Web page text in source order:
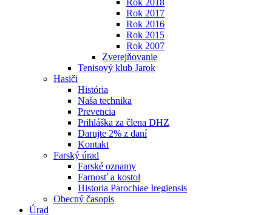
Rok 2018
Rok 2017
Rok 2016
Rok 2015
Rok 2007
Zverejňovanie
Tenisový klub Jarok
Hasiči
História
Naša technika
Prevencia
Prihláška za člena DHZ
Darujte 2% z daní
Kontakt
Farský úrad
Farské oznamy
Farnosť a kostol
Historia Parochiae Iregiensis
Obecný časopis
Úrad